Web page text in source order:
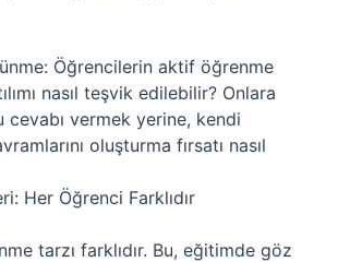
Öğrencilerin aktif öğrenme
nasıl teşvik edilebilir? Onlara
cevabı vermek yerine, kendi
oluşturma fırsatı nasıl
Her Öğrenci Farklıdır
tarzı farklıdır. Bu, eğitimde göz